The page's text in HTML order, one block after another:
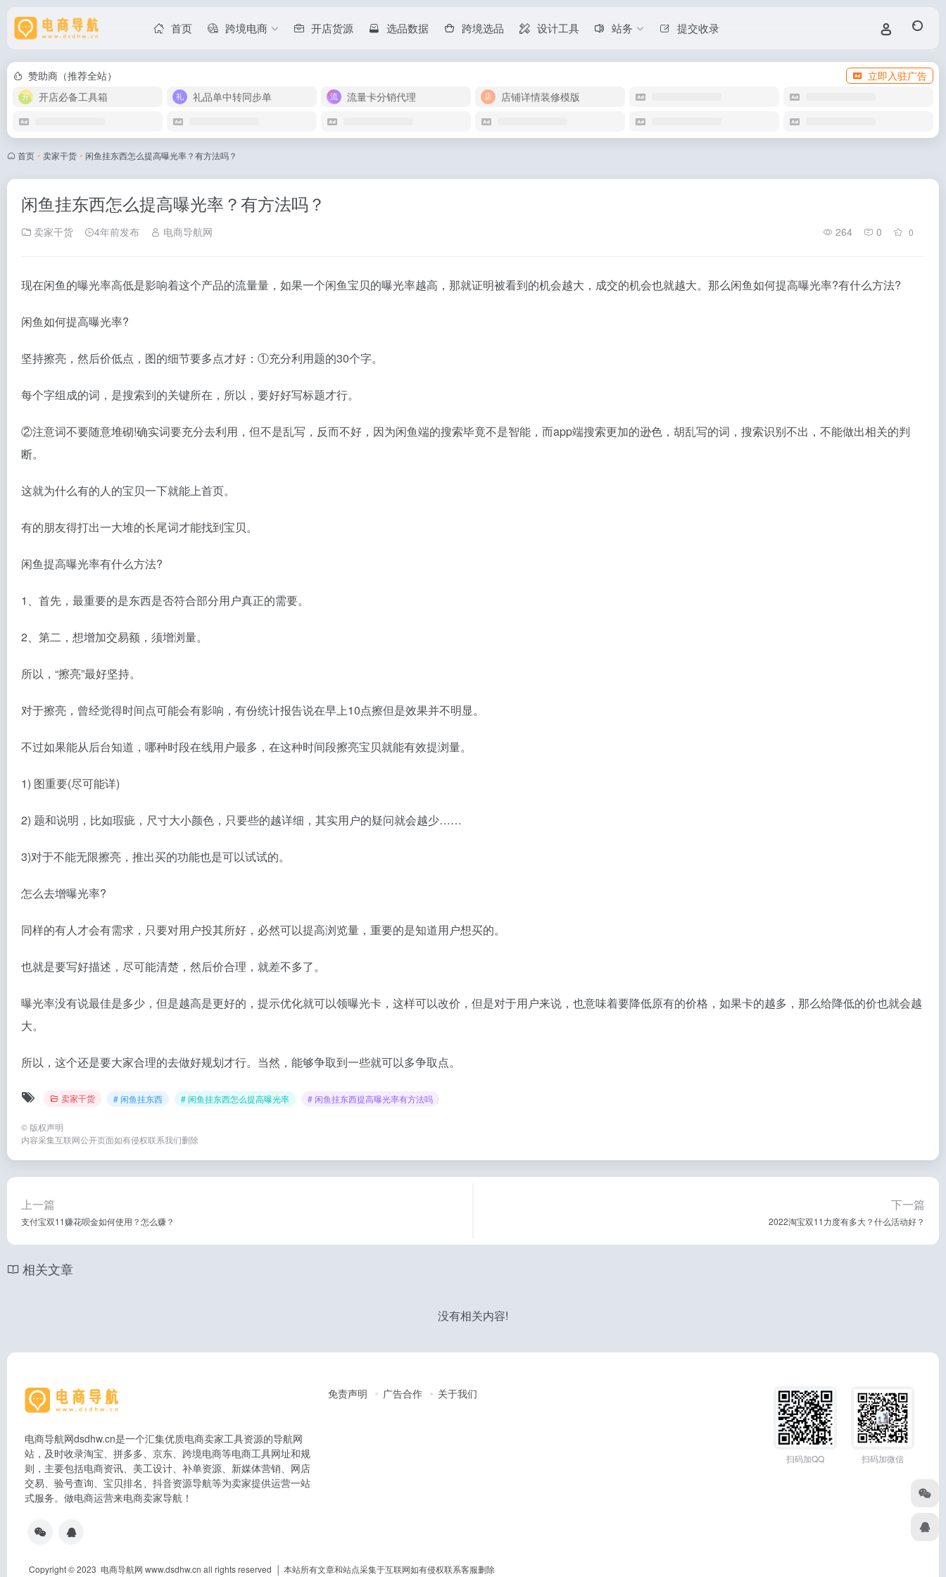
首页 跨境电商 开店货源 选品数据 跨境选品 设计工具 站务 提交收录
赞助商（推荐全站）
立即入驻广告
开店必备工具箱
礼品单中转同步单 流量卡分销代理 店铺详情装修模版
首页 • 卖家干货 • 闲鱼挂东西怎么提高曝光率？有方法吗？
闲鱼挂东西怎么提高曝光率？有方法吗？
卖家干货 4年前发布 电商导航网 264 0 0
现在闲鱼的曝光率高低是影响着这个产品的流量量，如果一个闲鱼宝贝的曝光率越高，那就证明被看到的机会越大，成交的机会也就越大。那么闲鱼如何提高曝光率?有什么方法?
闲鱼如何提高曝光率?
坚持擦亮，然后价低点，图的细节要多点才好：①充分利用题的30个字。
每个字组成的词，是搜索到的关键所在，所以，要好好写标题才行。
②注意词不要随意堆砌!确实词要充分去利用，但不是乱写，反而不好，因为闲鱼端的搜索毕竟不是智能，而app端搜索更加的逊色，胡乱写的词，搜索识别不出，不能做出相关的判
断。
这就为什么有的人的宝贝一下就能上首页。
有的朋友得打出一大堆的长尾词才能找到宝贝。
闲鱼提高曝光率有什么方法?
1、首先，最重要的是东西是否符合部分用户真正的需要。
2、第二，想增加交易额，须增浏量。
所以，“擦亮”最好坚持。
对于擦亮，曾经觉得时间点可能会有影响，有份统计报告说在早上10点擦但是效果并不明显。
不过如果能从后台知道，哪种时段在线用户最多，在这种时间段擦亮宝贝就能有效提浏量。
1) 图重要(尽可能详)
2) 题和说明，比如瑕疵，尺寸大小颜色，只要些的越详细，其实用户的疑问就会越少……
3)对于不能无限擦亮，推出买的功能也是可以试试的。
怎么去增曝光率?
同样的有人才会有需求，只要对用户投其所好，必然可以提高浏览量，重要的是知道用户想买的。
也就是要写好描述，尽可能清楚，然后价合理，就差不多了。
曝光率没有说最佳是多少，但是越高是更好的，提示优化就可以领曝光卡，这样可以改价，但是对于用户来说，也意味着要降低原有的价格，如果卡的越多，那么给降低的价也就会越
大。
所以，这个还是要大家合理的去做好规划才行。当然，能够争取到一些就可以多争取点。
卖家干货 # 闲鱼挂东西 # 闲鱼挂东西怎么提高曝光率 # 闲鱼挂东西提高曝光率有方法吗
© 版权声明
内容采集互联网公开页面如有侵权联系我们删除
上一篇
支付宝双11赚花呗金如何使用？怎么赚？
下一篇
2022淘宝双11力度有多大？什么活动好？
相关文章
没有相关内容!
电商导航网dsdhw.cn是一个汇集优质电商卖家工具资源的导航网
站，及时收录淘宝、拼多多、京东、跨境电商等电商工具网址和规
则，主要包括电商资讯、美工设计、补单资源、新媒体营销、网店
交易、验号查询、宝贝排名、抖音资源导航等为卖家提供运营一站
式服务。做电商运营来电商卖家导航！
免责声明 广告合作 关于我们
扫码加QQ 扫码加微信
Copyright © 2023 电商导航网 www.dsdhw.cn all rights reserved │ 本站所有文章和站点采集于互联网如有侵权联系客服删除